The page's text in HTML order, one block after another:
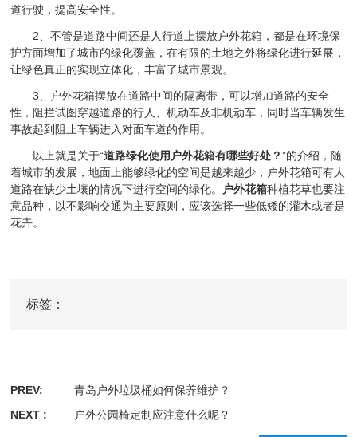
道行驶，提高安全性。
2、不管是道路中间还是人行道上摆放户外花箱，都是在环境保
护方面增加了城市的绿化覆盖，在有限的土地之外将绿化进行延展，
让绿色真正的实现立体化，丰富了城市景观。
3、户外花箱摆放在道路中间的隔离带，可以增加道路的安全
性，阻拦试图穿越道路的行人、机动车及非机动车，同时当车辆发生
事故起到阻止车辆进入对面车道的作用。
以上就是关于“道路绿化使用户外花箱有哪些好处？”的介绍，随
着城市的发展，地面上能够绿化的空间是越来越少，户外花箱可有人
道路在缺少土壤的情况下进行空间的绿化。
户外花箱种植花草也要注
意品种，以不影响交通为主要原则，应该选择一些低矮的灌木或者是
花卉。
标签：
PREV:
青岛户外垃圾桶如何保养维护？
NEXT :
户外公园椅定制应注意什么呢？